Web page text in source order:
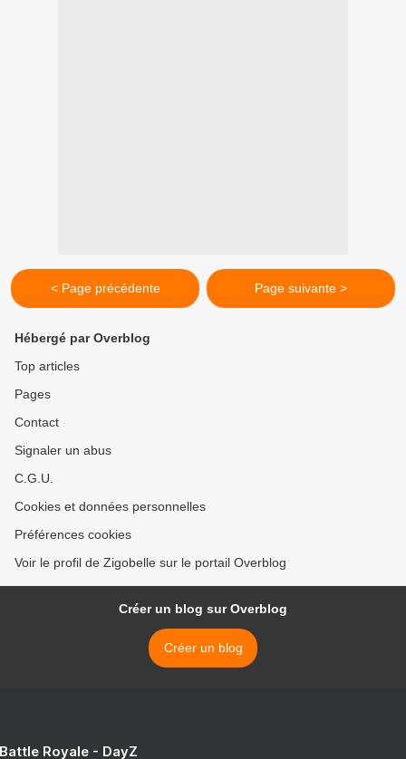
< Page précédente Page suivante >
Hébergé par Overblog
Top articles
Pages
Contact
Signaler un abus
C.G.U.
Cookies et données personnelles
Préférences cookies
Voir le profil de Zigobelle sur le portail Overblog
Créer un blog sur Overblog
Créer un blog
Royale - DayZ